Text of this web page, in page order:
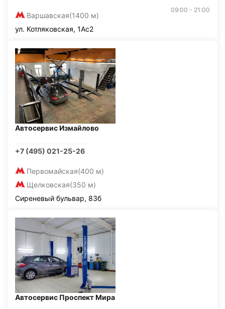
Варшавская(1400 м)
09:00 - 21:00
ул. Котляковская, 1Ас2
Автосервис Измайлово
+7 (495) 021-25-26
Первомайская(400 м)
Щелковская(350 м)
Сиреневый бульвар, 83б
Автосервис Проспект Мира